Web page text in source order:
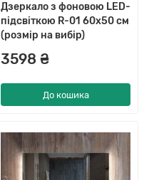
Дзеркало з фоновою LED-
підсвіткою R-01 60x50 см
(розмір на вибір)
3598 ₴
До кошика